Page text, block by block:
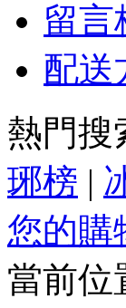
留言
配送
熱門搜
琊榜 |
您的購
當前位